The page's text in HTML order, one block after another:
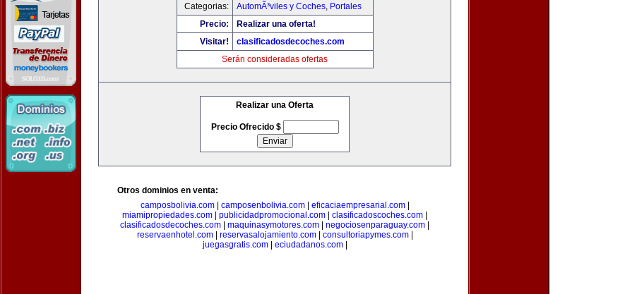
Categorias:
AutomÃ³viles y Coches, Portales
Precio:
Realizar una oferta!
Visitar!
clasificadosdecoches.com
Serán consideradas ofertas
Realizar una Oferta
Precio Ofrecido $
Otros dominios en venta:
camposbolivia.com| camposenbolivia.com| eficaciaempresarial.com|
miamipropiedades.com
publicidadpromocional.com clasificadoscoches.com
clasificadosdecoches.com
maquinasymotores.com negociosenparaguay.com
reservaenhotel.com| reservasalojamiento.com| consultoriapymes.com|
juegasgratis.com| eciudadanos.com|